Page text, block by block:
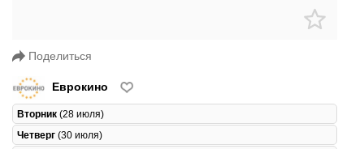
Поделиться
Еврокино
Вторник (28 июля)
Четверг (30 июля)